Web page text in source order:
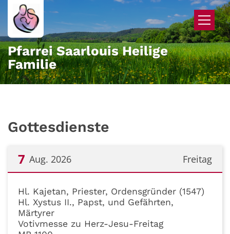
Zum Inhalt springen
Pfarrei Saarlouis Heilige
Familie
Gottesdienste
Freitag
7 Aug. 2026
Hl. Kajetan, Priester, Ordensgründer (1547)
Hl. Xystus II., Papst, und Gefährten,
Märtyrer
Votivmesse zu Herz-Jesu-Freitag